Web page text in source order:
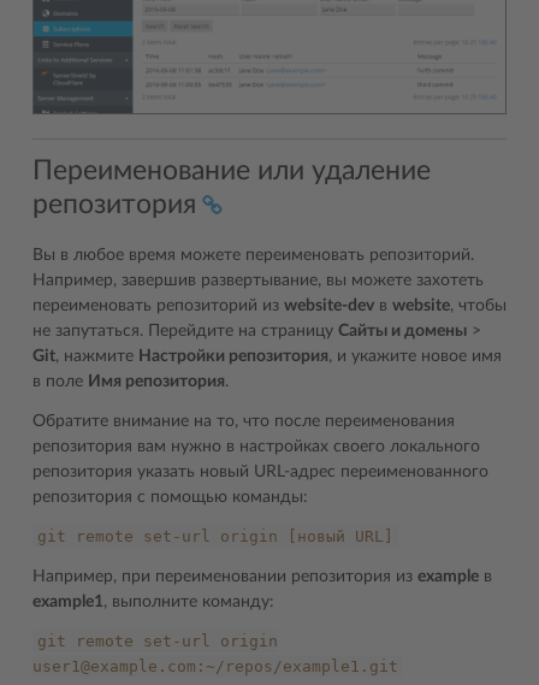
Переименование или удаление
репозитория
Вы в любое время можете переименовать репозиторий.
Например, завершив развертывание, вы можете захотеть
переименовать репозиторий из website-dev в website, чтобы
не запутаться. Перейдите на страницу Сайты и домены >
Git, нажмите Настройки репозитория, и укажите новое имя
в поле Имя репозитория.
Обратите внимание на то, что после переименования
репозитория вам нужно в настройках своего локального
репозитория указать новый URL-адрес переименованного
репозитория с помощью команды:
git remote set-url origin [новый URL]
Например, при переименовании репозитория из example в
example1 , выполните команду:
git remote set-url
origin
user1@example.com:~/repos/example1.git